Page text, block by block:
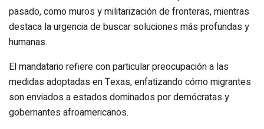
pasado, como muros y militarización de fronteras, mientras
destaca la urgencia de buscar soluciones más profundas y
humanas.
El mandatario refiere con particular preocupación a las
medidas adoptadas en Texas, enfatizando cómo migrantes
son enviados a estados dominados por demócratas y
gobernantes afroamericanos.